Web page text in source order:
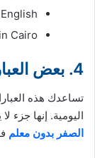
English. (هي تدرس الإنجليزية)
in Cairo. (هم يعيشون في القاهرة)
4. بعض العبارات الأساسية للمحادثة
تساعدك هذه
اليومية. إنها جزء
الصفر بدون معلم